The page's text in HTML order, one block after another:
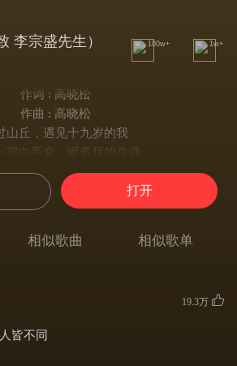
宗盛先生） 100w+ 1w+
作词 : 高晓松
作曲 : 高晓松
山丘，遇见十九岁的我
双白手套，喝着我的喜酒
福与否，是否永别了忧愁
那么多人，没有一个当年的朋友
挽留，他们纷纷去人海漂流
幸福与否，她哭着点了点头
奔的路口，做个形单影只的歌手
随你去，让我随你去，
打开
相似歌曲 相似歌单
19.3万
皆不同